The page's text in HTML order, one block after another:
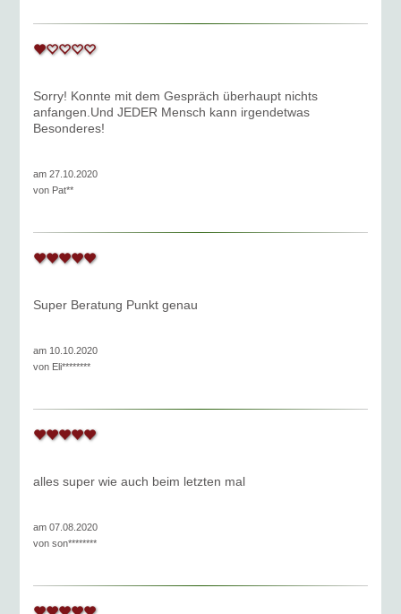
Sorry! Konnte mit dem Gespräch überhaupt nichts
anfangen.Und JEDER Mensch kann irgendetwas
Besonderes!
am 27.10.2020
von Pat**
Super Beratung Punkt genau
am 10.10.2020
von Eli********
alles super wie auch beim letzten mal
am 07.08.2020
vonson********